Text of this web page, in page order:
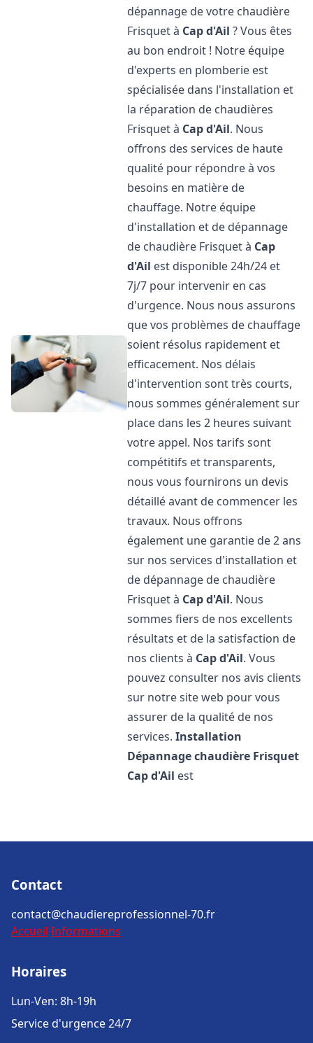
dépannage de votre chaudière
Frisquet à Cap d'Ail ? Vous êtes
au bon endroit ! Notre équipe
d'experts en plomberie est
spécialisée dans l'installation et
la réparation de chaudières
Frisquet à Cap d'Ail. Nous
offrons des services de haute
qualité pour répondre à vos
besoins en matière de
chauffage. Notre équipe
d'installation et de dépannage
de chaudière Frisquet à Cap
d'Ail est disponible 24h/24 et
7j/7 pour intervenir en cas
d'urgence. Nous nous assurons
que vos problèmes de chauffage
soient résolus rapidement et
efficacement. Nos délais
d'intervention sont très courts,
nous sommes généralement sur
place dans les 2 heures suivant
votre appel. Nos tarifs sont
compétitifs et transparents,
nous vous fournirons un devis
détaillé avant de commencer les
travaux. Nous offrons
également une garantie de 2 ans
sur nos services d'installation et
de dépannage de chaudière
Frisquet à Cap d'Ail. Nous
sommes fiers de nos excellents
résultats et de la satisfaction de
nos clients à Cap d'Ail. Vous
pouvez consulter nos avis clients
sur notre site web pour vous
assurer de la qualité de nos
services.Installation
Dépannage chaudière Frisquet
Cap d'Ail est
Contact
contact@chaudiereprofessionnel-70.fr
Accueil Informations
Horaires
Lun-Ven: 8h-19h
Service d'urgence 24/7